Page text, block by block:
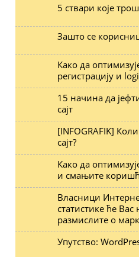
5 ствари које
Зашто се
Како да
регистрацију и
15 начина да
сајт
[INFOGRAFIK]
сајт?
Како да
и смањите
Власници
статистике ће Вас
размислите о
Упутство: